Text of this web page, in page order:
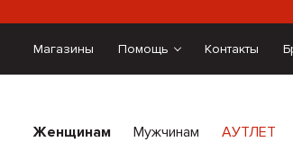
Магазины Помощь Контакты
Женщинам Мужчинам АУТЛЕТ